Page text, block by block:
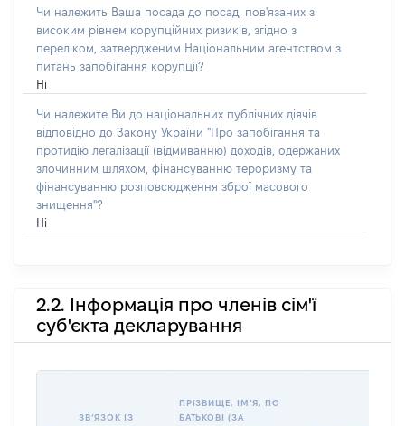
Чи належить Ваша посада до посад, пов'язаних з
високим рівнем корупційних ризиків, згідно з
переліком, затвердженим Національним агентством з
питань запобігання корупції?
Ні
Чи належите Ви до національних публічних діячів
відповідно до Закону України "Про запобігання та
протидію легалізації (відмиванню) доходів, одержаних
злочинним шляхом, фінансуванню тероризму та
фінансуванню розповсюдження зброї масового
знищення"?
Ні
2.2. Інформація про членів сім'ї
суб'єкта декларування
ЗВʼЯЗОК ІЗ
ПРІЗВИЩЕ, ІМʼЯ, ПО
БАТЬКОВІ (ЗА